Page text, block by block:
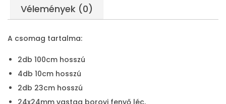
l
k
ő
t
a
Vélemények (0)
A csomag tartalma:
2db 100cm hosszú
4db 10cm hosszú
2db 23cm hosszú
24x24mm vastag borovi fenyő léc,